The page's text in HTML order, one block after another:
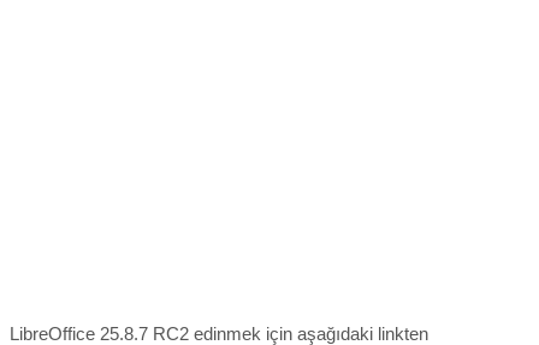
LibreOffice 25.8.7 RC2 edinmek için aşağıdaki linkten